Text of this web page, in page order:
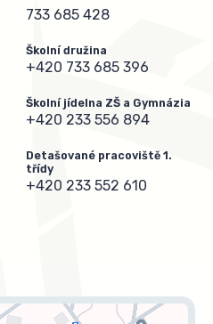
733 685 428
Školní družina
+420 733 685 396
Školní jídelna ZŠ a Gymnázia
+420 233 556 894
Detašované pracoviště 1.
třídy
+420 233 552 610